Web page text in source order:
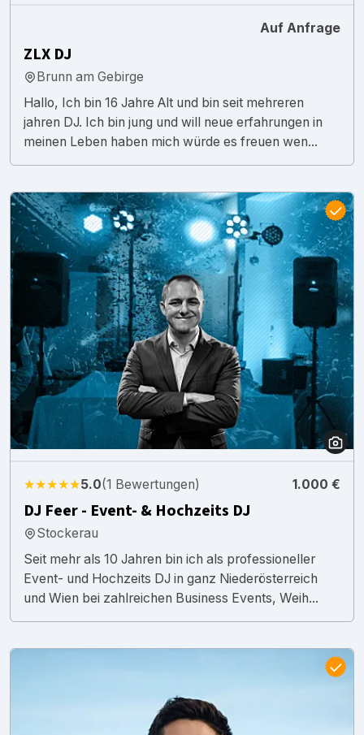
Auf Anfrage
ZLX DJ
Brunn am Gebirge
Hallo, Ich bin 16 Jahre Alt und bin seit mehreren
jahren DJ. Ich bin jung und will neue erfahrungen in
meinen Leben haben mich würde es freuen wen...
★★★★★5.0(1 Bewertungen) 1.000 €
DJ Feer - Event- & Hochzeits DJ
Stockerau
Seit mehr als 10 Jahren bin ich als professioneller
Event- und Hochzeits DJ in ganz Niederösterreich
und Wien bei zahlreichen Business Events, Weih...